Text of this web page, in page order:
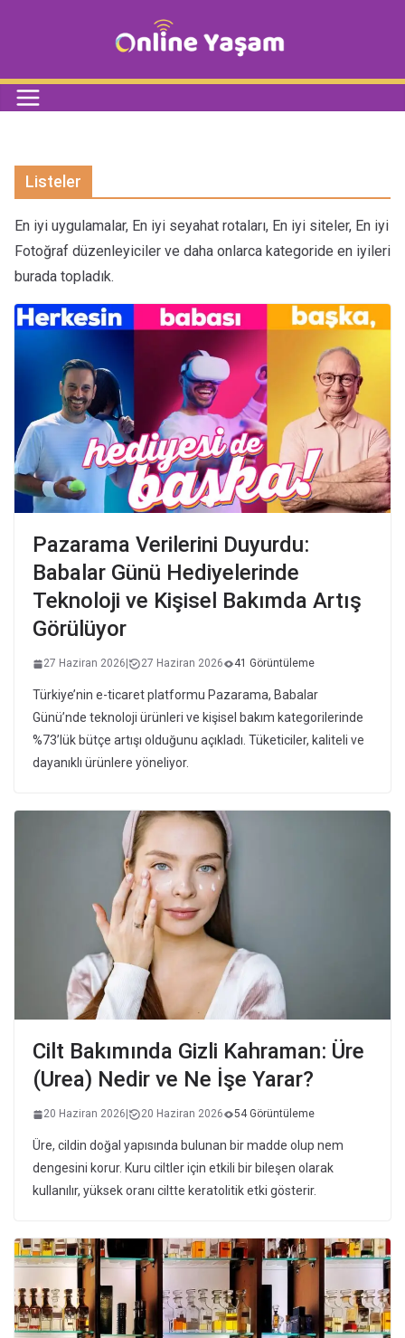
Listeler
En iyi uygulamalar, En iyi seyahat rotaları, En iyi siteler, En iyi
Fotoğraf düzenleyiciler ve daha onlarca kategoride en iyileri
burada topladık.
Pazarama Verilerini Duyurdu:
Babalar Günü Hediyelerinde
Teknoloji ve Kişisel Bakımda Artış
Görülüyor
27 Haziran 2026 27 Haziran 2026 41 Görüntüleme
Türkiye’nin e-ticaret platformu Pazarama, Babalar
Günü’nde teknoloji ürünleri ve kişisel bakım kategorilerinde
%73’lük bütçe artışı olduğunu açıkladı. Tüketiciler, kaliteli ve
dayanıklı ürünlere yöneliyor.
Cilt Bakımında Gizli Kahraman: Üre
(Urea) Nedir ve Ne İşe Yarar?
20 Haziran 2026 20 Haziran 2026 54 Görüntüleme
Üre, cildin doğal yapısında bulunan bir madde olup nem
dengesini korur. Kuru ciltler için etkili bir bileşen olarak
kullanılır, yüksek oranı ciltte keratolitik etki gösterir.